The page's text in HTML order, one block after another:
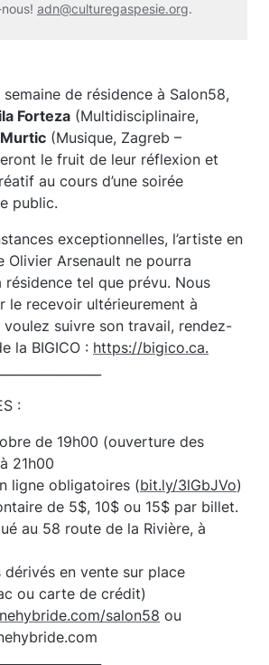
adn@culturegaspesie.org.
de résidence à Salon58,
Forteza (Multidisciplinaire,
(Musique, Zagreb –
le fruit de leur réflexion et
au cours d’une soirée
public.
exceptionnelles, l’artiste en
Olivier Arsenault ne pourra
tel que prévu. Nous
le recevoir ultérieurement à
voulez suivre son travail, rendez-
la BIGICO : https://bigico.ca.
:
de 19h00 (ouverture des
21h00
ligne obligatoires (bit.ly/3lGbJVo)
de 5$, 10$ ou 15$ par billet.
au 58 route de la Rivière, à
en vente sur place
ou carte de crédit)
salon58 ou